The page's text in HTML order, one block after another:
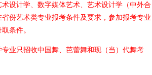
设计学、数字媒体艺术、艺术设计学（中外合
份艺术类专业报考条件及要求，参加报考专业
条件。
业只招收中国舞、芭蕾舞和现（当）代舞考